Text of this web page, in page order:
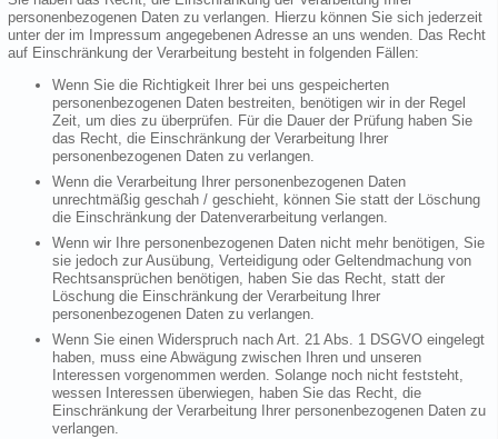
personenbezogenen Daten zu verlangen. Hierzu können Sie sich jederzeit
unter der im Impressum angegebenen Adresse an uns wenden. Das Recht
auf Einschränkung der Verarbeitung besteht in folgenden Fällen:
Wenn Sie die Richtigkeit Ihrer bei uns gespeicherten
personenbezogenen Daten bestreiten, benötigen wir in der Regel
Zeit, um dies zu überprüfen. Für die Dauer der Prüfung haben Sie
das Recht, die Einschränkung der Verarbeitung Ihrer
personenbezogenen Daten zu verlangen.
Wenn die Verarbeitung Ihrer personenbezogenen Daten
unrechtmäßig geschah / geschieht, können Sie statt der Löschung
die Einschränkung der Datenverarbeitung verlangen.
Wenn wir Ihre personenbezogenen Daten nicht mehr benötigen, Sie
sie jedoch zur Ausübung, Verteidigung oder Geltendmachung von
Rechtsansprüchen benötigen, haben Sie das Recht, statt der
Löschung die Einschränkung der Verarbeitung Ihrer
personenbezogenen Daten zu verlangen.
Wenn Sie einen Widerspruch nach Art. 21 Abs. 1 DSGVO eingelegt
haben, muss eine Abwägung zwischen Ihren und unseren
Interessen vorgenommen werden. Solange noch nicht feststeht,
wessen Interessen überwiegen, haben Sie das Recht, die
Einschränkung der Verarbeitung Ihrer personenbezogenen Daten zu
verlangen.